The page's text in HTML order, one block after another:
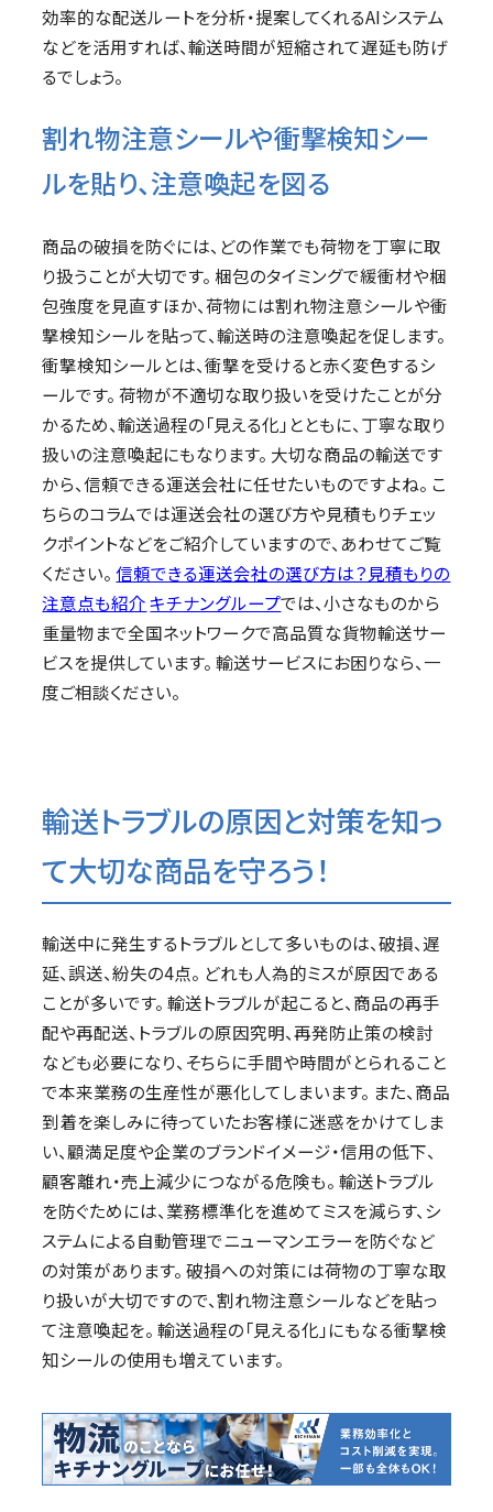
効率的な配送ルートを分析・提案してくれるAIシステム
などを活用すれば、輸送時間が短縮されて遅延も防げ
るでしょう。
割れ物注意シールや衝撃検知シー
ルを貼り、注意喚起を図る
商品の破損を防ぐには、どの作業でも荷物を丁寧に取
り扱うことが大切です。 梱包のタイミングで緩衝材や梱
包強度を見直すほか、荷物には割れ物注意シールや衝
撃検知シールを貼って、輸送時の注意喚起を促します。
衝撃検知シールとは、衝撃を受けると赤く変色するシ
ールです。 荷物が不適切な取り扱いを受けたことが分
かるため、輸送過程の「見える化」とともに、丁寧な取り
扱いの注意喚起にもなります。 大切な商品の輸送です
から、信頼できる運送会社に任せたいものですよね。 こ
ちらのコラムでは運送会社の選び方や見積もりチェッ
クポイントなどをご紹介していますので、あわせてご覧
ください。信頼できる運送会社の選び方は？見積もりの
注意点も紹介 キチナングループでは、小さなものから
重量物まで全国ネットワークで高品質な貨物輸送サー
ビスを提供しています。 輸送サービスにお困りなら、一
度ご相談ください。
輸送トラブルの原因と対策を知っ
て大切な商品を守ろう！
輸送中に発生するトラブルとして多いものは、破損、遅
延、誤送、紛失の4点。 どれも人為的ミスが原因である
ことが多いです。 輸送トラブルが起こると、商品の再手
配や再配送、トラブルの原因究明、再発防止策の検討
なども必要になり、そちらに手間や時間がとられること
で本来業務の生産性が悪化してしまいます。 また、商品
到着を楽しみに待っていたお客様に迷惑をかけてしま
い、顧満足度や企業のブランドイメージ・信用の低下、
顧客離れ・売上減少につながる危険も。 輸送トラブル
を防ぐためには、業務標準化を進めてミスを減らす、シ
ステムによる自動管理でニューマンエラーを防ぐなど
の対策があります。 破損への対策には荷物の丁寧な取
り扱いが大切ですので、割れ物注意シールなどを貼っ
て注意喚起を。 輸送過程の「見える化」にもなる衝撃検
知シールの使用も増えています。